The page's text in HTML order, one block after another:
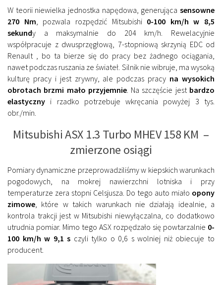
W teorii niewielka jednostka napędowa, generująca sensowne
270 Nm, pozwala rozpędzić Mitsubishi 0-100 km/h w 8,5
sekundy a maksymalnie do 204 km/h. Rewelacyjnie
współpracuje z dwusprzęgłową, 7-stopniową skrzynią EDC od
Renault , bo ta bierze się do pracy bez żadnego ociągania,
nawet podczas ruszania ze świateł. Silnik nie wibruje, ma wysoką
kulturę pracy i jest zrywny, ale podczas pracy na wysokich
obrotach brzmi mało przyjemnie. Na szczęście jest bardzo
elastyczny i rzadko potrzebuje wkręcania powyżej 3 tys.
obr./min.
Mitsubishi ASX 1.3 Turbo MHEV 158 KM –
zmierzone osiągi
Pomiary dynamiczne przeprowadziliśmy w kiepskich warunkach
pogodowych, na mokrej nawierzchni lotniska i przy
temperaturze zera stopni Celsjusza. Do tego auto miało opony
zimowe, które w takich warunkach nie działają idealnie, a
kontrola trakcji jest w Mitsubishi niewyłączalna, co dodatkowo
utrudnia pomiar. Mimo tego ASX rozpędzało się powtarzalnie 0-
100 km/h w 9,1 s czyli tylko o 0,6 s wolniej niż obiecuje to
producent.